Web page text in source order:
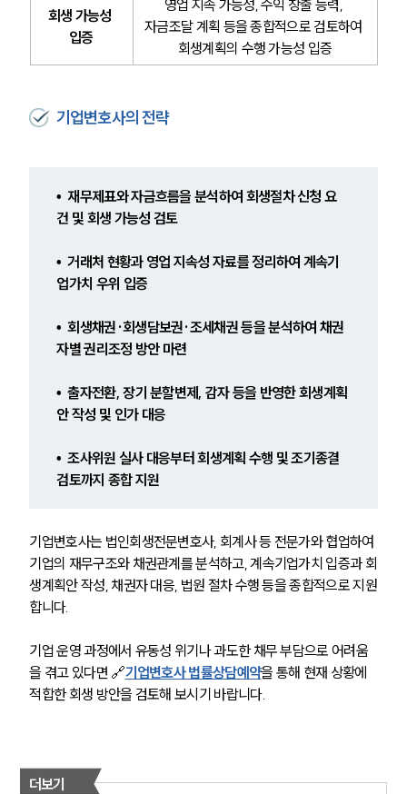
오시는 길
글로벌 파트너 로펌
고객의 소리
통합검색
INSIGHT
기업 인사이트
사례분석/최신동향
법률정보
고객후기
NEWS
언론보도
공지사항
법률 블로그
세미나
대륜법률상담예약
회생 가능성
입증
영업 지속 가능성, 수익 창출 능력,
자금조달 계획 등을 종합적으로 검토하여
회생계획의 수행 가능성 입증
기업변호사의 전략
•  재무제표와 자금흐름을 분석하여 회생절차 신청 요
건 및 회생 가능성 검토
•  거래처 현황과 영업 지속성 자료를 정리하여 계속기
업가치 우위 입증
•  회생채권·회생담보권·조세채권 등을 분석하여 채권
자별 권리조정 방안 마련
•  출자전환, 장기 분할변제, 감자 등을 반영한 회생계획
안 작성 및 인가 대응
•  조사위원 실사 대응부터 회생계획 수행 및 조기종결
검토까지 종합 지원
기업변호사는 법인회생전문변호사, 회계사 등 전문가와 협업하여
기업의 재무구조와 채권관계를 분석하고, 계속기업가치 입증과 회
생계획안 작성, 채권자 대응, 법원 절차 수행 등을 종합적으로 지원
합니다.
기업 운영 과정에서 유동성 위기나 과도한 채무 부담으로 어려움
을 겪고 있다면 🔗기업변호사 법률상담예약을 통해 현재 상황에
적합한 회생 방안을 검토해 보시기 바랍니다.
더보기